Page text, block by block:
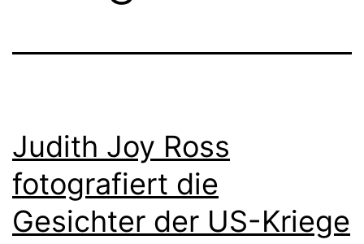
Judith Joy Ross
fotografiert die
Gesichter der US-Kriege